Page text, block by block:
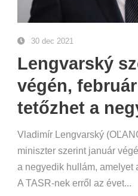
30 dec 2021
Lengvarský
végén,
tetőzhet a
Vladimír Lengvarský
miniszter szerint január
a negyedik hullám, amelyet
A TASR-nek erről az évet...